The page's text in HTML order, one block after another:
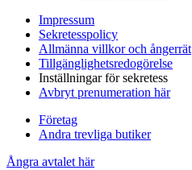
Impressum
Sekretesspolicy
Allmänna villkor och ångerrät
Tillgänglighetsredogörelse
Inställningar för sekretess
Avbryt prenumeration här
Företag
Andra trevliga butiker
Ångra avtalet här